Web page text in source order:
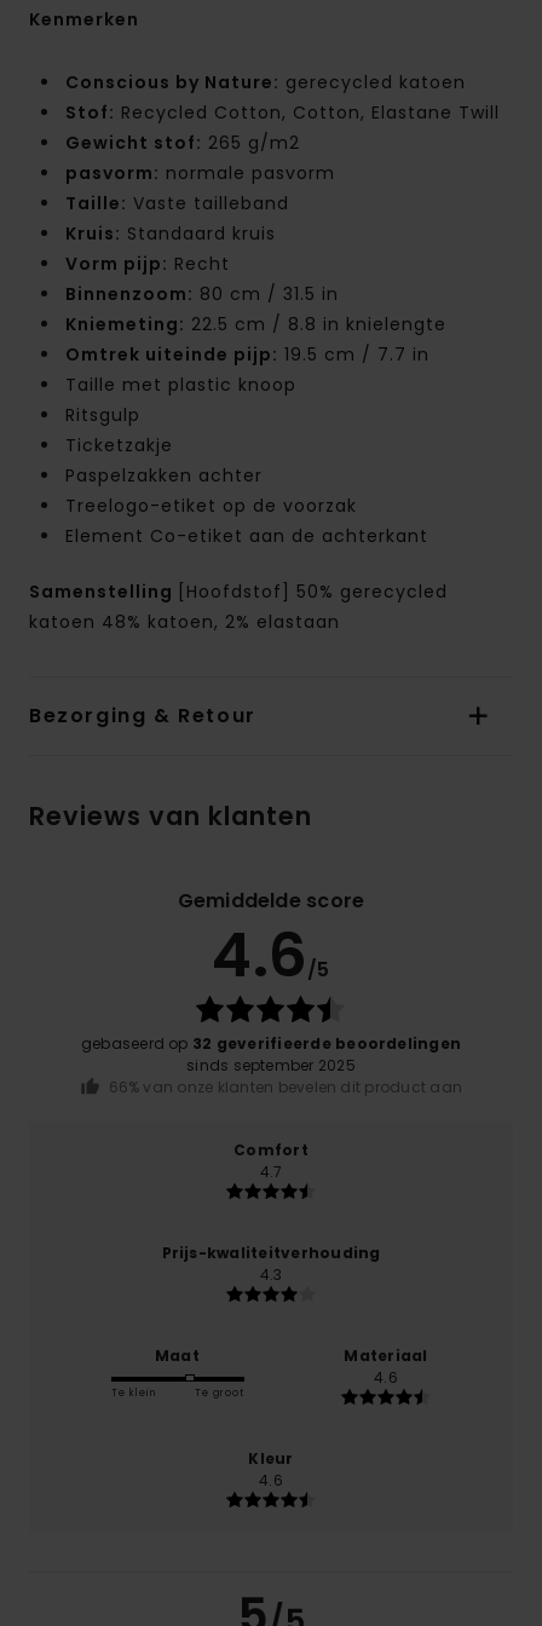
Kenmerken
Conscious by Nature: gerecycled katoen
Stof: Recycled Cotton, Cotton, Elastane Twill
Gewicht stof: 265 g/m2
pasvorm: normale pasvorm
Taille: Vaste tailleband
Kruis: Standaard kruis
Vorm pijp: Recht
Binnenzoom: 80 cm / 31.5 in
Kniemeting: 22.5 cm / 8.8 in knielengte
Omtrek uiteinde pijp: 19.5 cm / 7.7 in
Taille met plastic knoop
Ritsgulp
Ticketzakje
Paspelzakken achter
Treelogo-etiket op de voorzak
Element Co-etiket aan de achterkant
Samenstelling
[Hoofdstof] 50% gerecycled
katoen 48% katoen, 2% elastaan
Bezorging & Retour
Reviews van klanten
Gemiddelde score
4.6/5
gebaseerd op 32 geverifieerde beoordelingen
sinds september 2025
66% van onze klanten bevelen dit product aan
Comfort
4.7
Prijs-kwaliteitverhouding
4.3
Maat
Te klein Te groot
Materiaal
4.6
Kleur
4.6